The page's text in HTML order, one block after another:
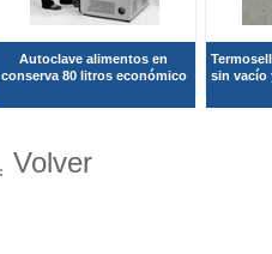
Autoclave alimentos en
conserva 80 litros económico
sin vacío
Volver